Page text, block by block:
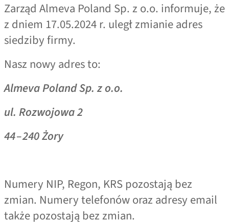
Zarząd Almeva Poland Sp. z o.o. informuje, że
z dniem 17.05.2024 r. uległ zmianie adres
siedziby firmy.
Nasz nowy adres to:
Almeva Poland Sp. z o.o.
ul. Rozwojowa 2
44 – 240 Żory
Numery NIP, Regon, KRS pozostają bez
zmian. Numery telefonów oraz adresy email
także pozostają bez zmian.